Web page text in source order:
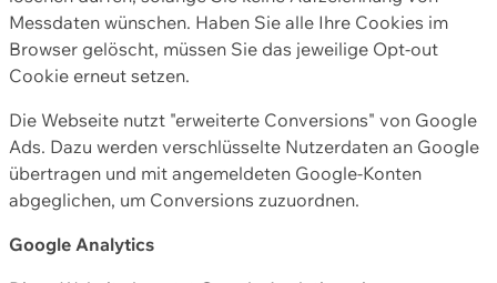
Messdaten wünschen. Haben Sie alle Ihre Cookies im
Browser gelöscht, müssen Sie das jeweilige Opt-out
Cookie erneut setzen.
Die Webseite nutzt "erweiterte Conversions" von Google
Ads. Dazu werden verschlüsselte Nutzerdaten an Google
übertragen und mit angemeldeten Google-Konten
abgeglichen, um Conversions zuzuordnen.
Google Analytics